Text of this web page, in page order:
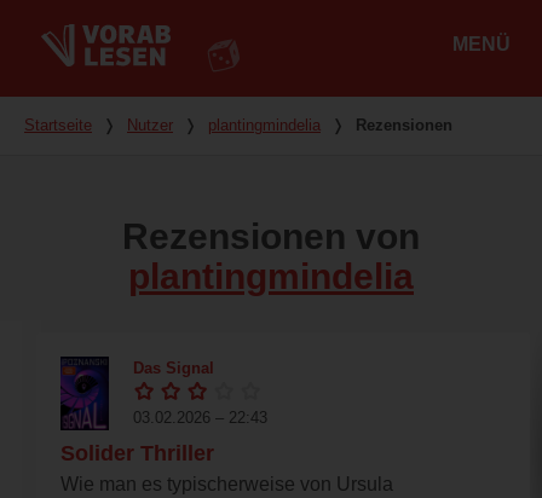
MENÜ
Du bist hier
Startseite ❭ Nutzer ❭ plantingmindelia ❭ Rezensionen
Rezensionen von
plantingmindelia
Das Signal
03.02.2026 – 22:43
Solider Thriller
Wie man es typischerweise von Ursula